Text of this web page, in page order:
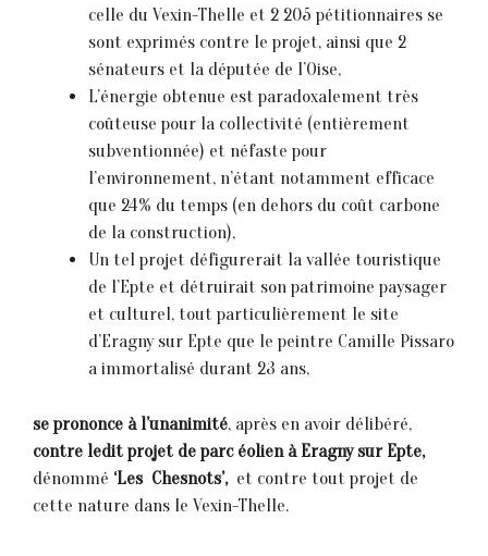
celle du Vexin-Thelle et 2 205 pétitionnaires se
sont exprimés contre le projet, ainsi que 2
sénateurs et la députée de l’Oise,
L’énergie obtenue est paradoxalement très
coûteuse pour la collectivité (entièrement
subventionnée) et néfaste pour
l’environnement, n’étant notamment efficace
que 24% du temps (en dehors du coût carbone
de la construction),
Un tel projet défigurerait la vallée touristique
de l’Epte et détruirait son patrimoine paysager
et culturel, tout particulièrement le site
d’Eragny sur Epte que le peintre Camille Pissaro
a immortalisé durant 23 ans,
se prononce à l’unanimité, après en avoir délibéré,
contre ledit projet de parc éolien à Eragny sur Epte,
dénommé ‘Les Chesnots’, et contre tout projet de
cette nature dans le Vexin-Thelle.